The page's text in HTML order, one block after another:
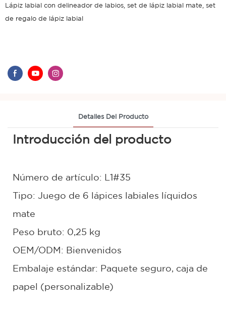
Lápiz labial con delineador de labios, set de lápiz labial mate, set
de regalo de lápiz labial
Detalles Del Producto
Introducción del producto
Número de artículo: L1#35
Tipo: Juego de 6 lápices labiales líquidos
mate
Peso bruto: 0,25 kg
OEM/ODM: Bienvenidos
Embalaje estándar: Paquete seguro, caja de
papel (personalizable)